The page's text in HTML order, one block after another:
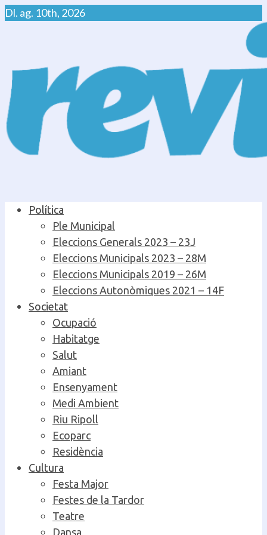
Skip
Dl. ag. 10th, 2026
PrimaryPolítica
Ple Municipal
Eleccions Generals 2023 – 23J
Eleccions Municipals 2023 – 28M
Eleccions Municipals 2019 – 26M
Eleccions Autonòmiques 2021 – 14F
Societat
Ocupació
Habitatge
Salut
Amiant
Ensenyament
Medi Ambient
Riu Ripoll
Ecoparc
Residència
Cultura
Festa Major
Festes de la Tardor
Teatre
Dansa